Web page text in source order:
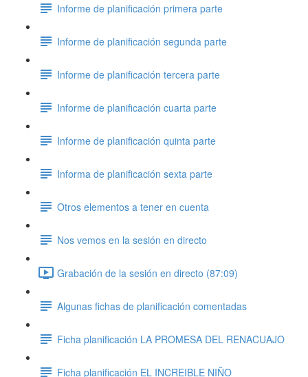
Informe de planificación primera parte
Informe de planificación segunda parte
Informe de planificación tercera parte
Informe de planificación cuarta parte
Informe de planificación quinta parte
Informa de planificación sexta parte
Otros elementos a tener en cuenta
Nos vemos en la sesión en directo
Grabación de la sesión en directo (87:09)
Algunas fichas de planificación comentadas
Ficha planificación LA PROMESA DEL RENACUAJO
Ficha planificación EL INCREIBLE NIÑO